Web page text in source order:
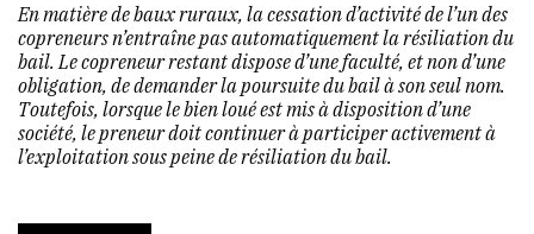
En matière de baux ruraux, la cessation d’activité de l’un des
copreneurs n’entraîne pas automatiquement la résiliation du
bail. Le copreneur restant dispose d’une faculté, et non d’une
obligation, de demander la poursuite du bail à son seul nom.
Toutefois, lorsque le bien loué est mis à disposition d’une
société, le preneur doit continuer à participer activement à
l’exploitation sous peine de résiliation du bail.